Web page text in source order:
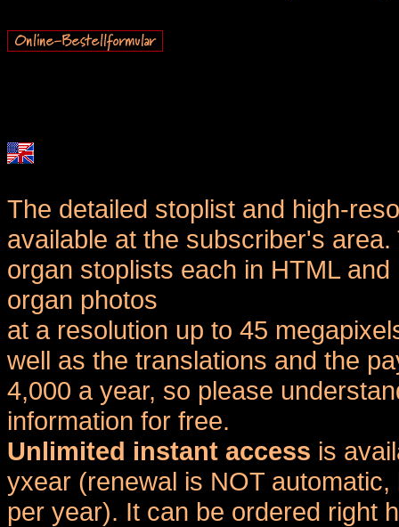
The detailed stoplist and high-
available at the subscriber's
organ stoplists each in HTML
organ photos
at a resolution up to 45
well as the translations and the
4,000 a year, so please
information for free.
Unlimited instant access is
yxear (renewal is NOT
per year). It can be ordered right